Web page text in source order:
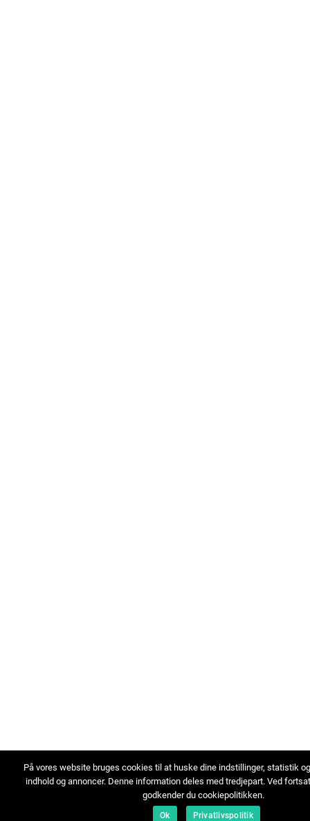
På vores website bruges cookies til at huske dine indstillinger, statistik
indhold og annoncer. Denne information deles med tredjepart. Ved
godkender du cookiepolitikken.
Ok Privatlivspolitik